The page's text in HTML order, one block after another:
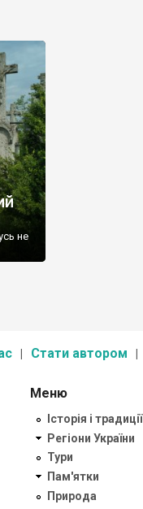
не
Стати автором
Меню
Історія і традиції
Регіони України
Тури
Пам'ятки
Природа